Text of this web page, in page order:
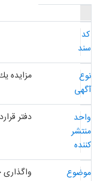
مزایده
دفتر
واگذاری